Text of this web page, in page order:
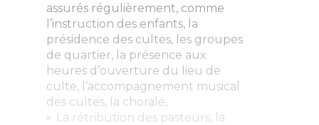
assurés régulièrement, comme
l’instruction des enfants, la
présidence des cultes, les groupes
de quartier, la présence aux
heures d’ouverture du lieu de
culte, l’accompagnement musical
des cultes, la chorale,
La rétribution des pasteurs, la